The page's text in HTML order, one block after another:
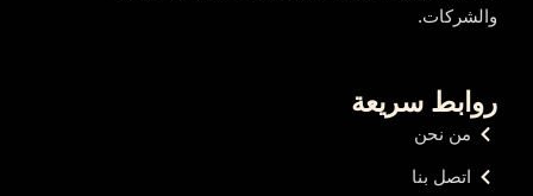
والشركات.
روابط سريعة
من نحن
اتصل بنا